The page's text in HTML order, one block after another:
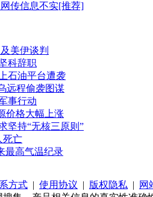
传信息不实[推荐]
美伊谈判
科辞职
石油平台遭袭
远程偷袭图谋
事行动
价格大幅上涨
坚持“无核三原则”
死亡
最高气温纪录
方式 | 使用协议 | 版权隐私 | 网